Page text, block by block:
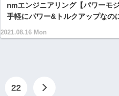
2021.08.16 Mon
nmエンジニアリング【パワーモ
手軽にパワー&トルクアップなの
22